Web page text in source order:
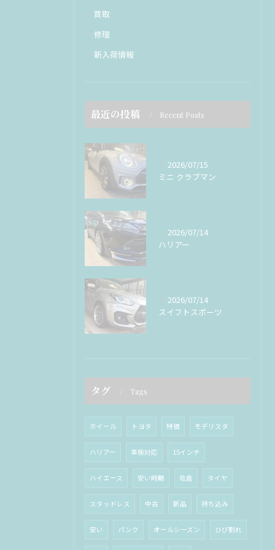
買取
修理
新入荷情報
最近の投稿 Recent Posts
2026/07/15
ミニ クラブマン
2026/07/14
ハリアー
2026/07/14
スイフトスポーツ
タグ Tags
ホイール トヨタ 特価 モデリスタ
ハリアー 車検対応 15インチ
ハイエース 安い時期 佐倉 タイヤ
スタッドレス 中古 新品 持ち込み
安い パンク オールシーズン ひび割れ